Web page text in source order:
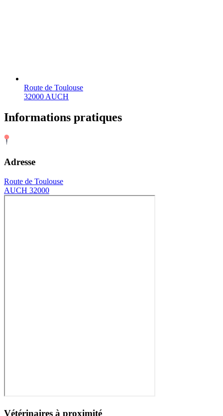
Route de Toulouse
32000 AUCH
Informations pratiques
Adresse
Route de Toulouse
AUCH 32000
Vétérinaires à proximité